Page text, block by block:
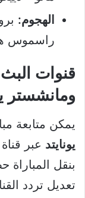
الهجوم:
راسموس
قنوات
ومانشستر
يمكن متابعة
يونايتد عبر قناة
بنقل
تعديل تردد